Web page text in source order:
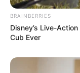
BRAINBERRIES
Disney’s Live-
Cub Ever